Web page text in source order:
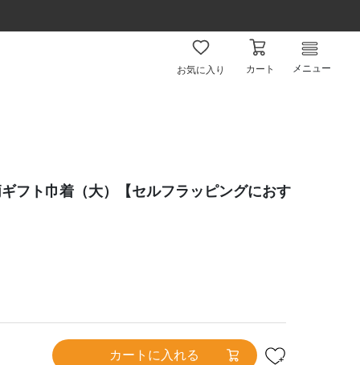
お気に入り カート メニュー
フト巾着（大）【セルフラッピングにおす
カートに入れる